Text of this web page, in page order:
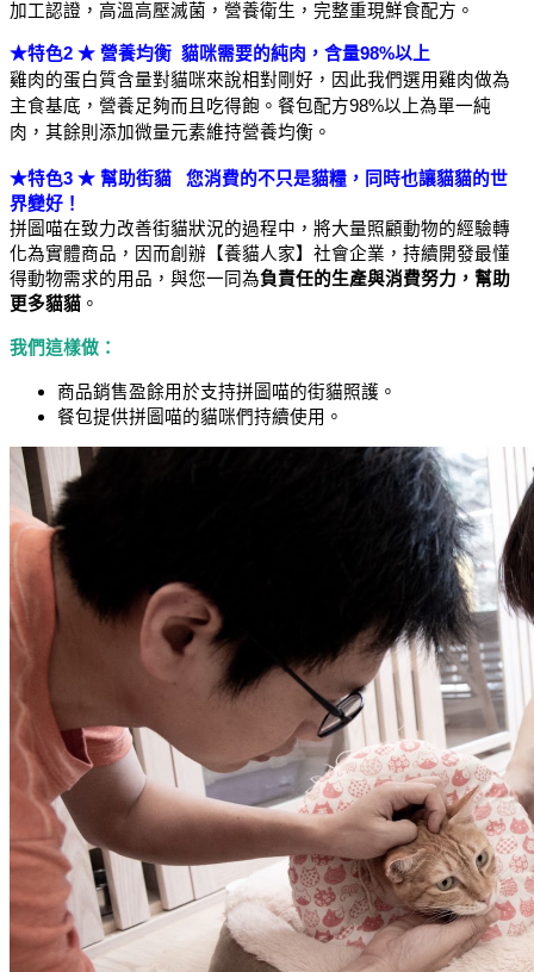
加工認證， 高溫高壓滅菌，營養衛生，完整重現鮮食配方。
★特色2 ★ 營養均衡  貓咪需要的純肉，含量98%以上
雞肉的蛋白質含量對貓咪來說相對剛好，因此我們選用雞肉做為
主食基底，營養足夠而且吃得飽。餐包配方98%以上為單一純
肉，其餘則添加微量元素維持營養均衡。
★特色3 ★ 幫助街貓   您消費的不只是貓糧，同時也讓貓貓的世
界變好！
拼圖喵在致力改善街貓狀況的過程中，將大量照顧動物的經驗轉
化為實體商品，因而創辦【養貓人家】社會企業，持續開發最懂
得動物需求的用品，與您一同為負責任的生產與消費努力，幫助
更多貓貓 。
我們這樣做：
商品銷售盈餘用於支持拼圖喵的街貓照護。
餐包提供拼圖喵的貓咪們持續使用。